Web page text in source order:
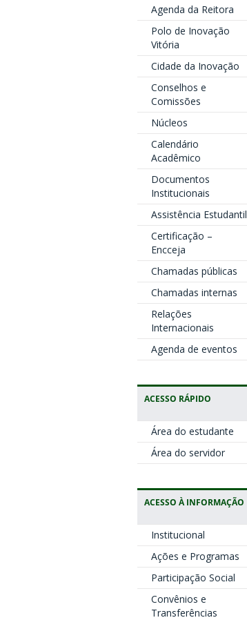
Agenda da Reitora
Polo de Inovação
Vitória
Cidade da Inovação
Conselhos e
Comissões
Núcleos
Calendário
Acadêmico
Documentos
Institucionais
Assistência Estudantil
Certificação –
Encceja
Chamadas públicas
Chamadas internas
Relações
Internacionais
Agenda de eventos
ACESSO RÁPIDO
Área do estudante
Área do servidor
ACESSO À INFORMAÇÃO
Institucional
Ações e Programas
Participação Social
Convênios e
Transferências